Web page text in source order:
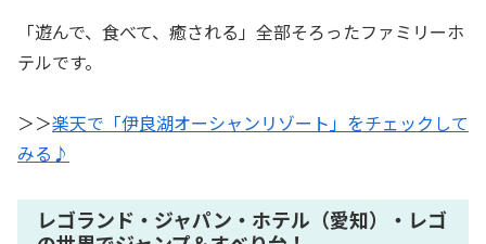
「遊んで、食べて、癒される」全部そろったファミリーホ
テルです。
＞＞楽天で「伊良湖オーシャンリゾート」をチェックして
みる♪
レゴランド・ジャパン・ホテル（愛知）・レゴ